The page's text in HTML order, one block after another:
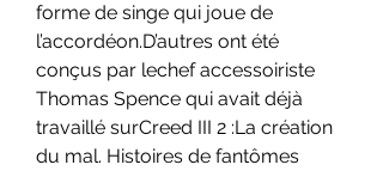
forme de singe qui joue de
l’accordéon.D’autres ont été
conçus par lechef accessoiriste
Thomas Spence qui avait déjà
travaillé surCreed III 2 :La création
du mal. Histoires de fantômes